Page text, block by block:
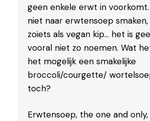
geen enkele erwt in
niet naar erwtensoep
zoiets als vegan kip… het is
vooral niet zo noemen. Wat
het mogelijk een smakelijke
broccoli/courgette/
toch?
Erwtensoep, the one and